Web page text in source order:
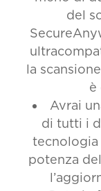
del
la
è
Avrai
di tutti i
tecnologia
potenza